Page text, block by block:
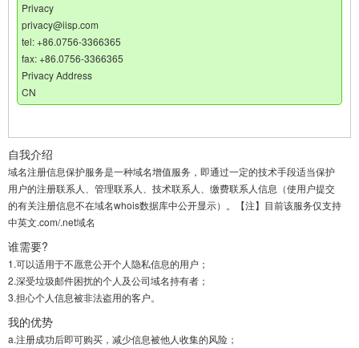
Privacy
privacy@iisp.com
tel: +86.0756-3366365
fax: +86.0756-3366365
Privacy Address
CN
自我介绍
域名注册信息保护服务是一种域名增值服务，即通过一定的技术手段适当保护
用户的注册联系人、管理联系人、技术联系人、缴费联系人信息（使用户提交
的有关注册信息不在域名whois数据库中公开显示）。【注】目前该服务仅支持
中英文.com/.net域名
谁需要?
1.可以适用于不愿意公开个人隐私信息的用户；
2.深受垃圾邮件困扰的个人及公司域名持有者；
3.担心个人信息被非法盗用的客户。
我的优势
a.注册成功后即可购买，减少信息被他人收集的风险；